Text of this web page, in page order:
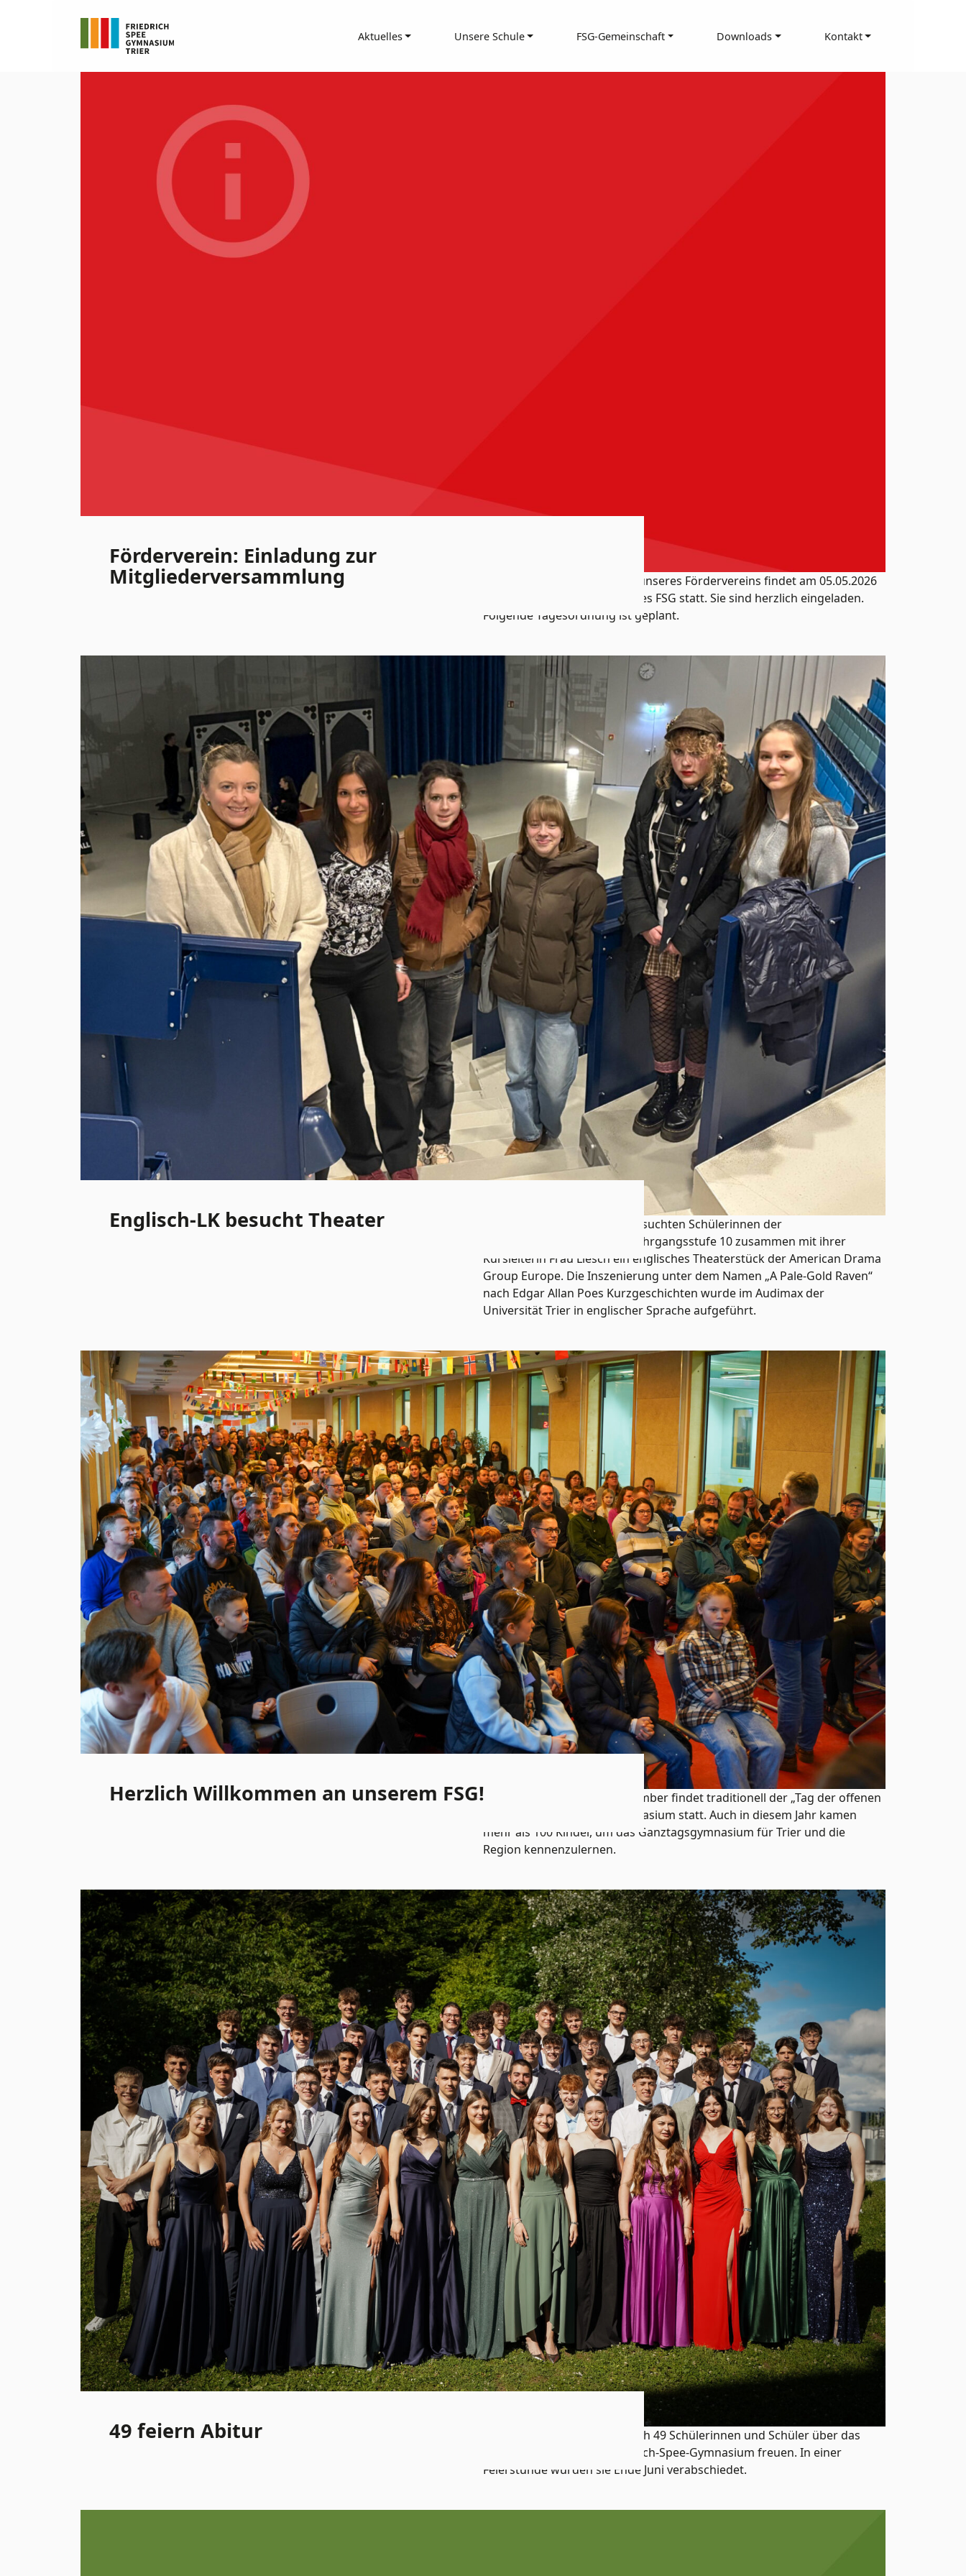
Aktuelles Unsere Schule FSG-Gemeinschaft Downloads Kontakt
Förderverein: Einladung zur
Mitgliederversammlung
Die Mitgliederversammlung unseres Fördervereins findet am 05.05.2026
um 20:00 Uhr in der Mensa des FSG statt. Sie sind herzlich eingeladen.
Folgende Tagesordnung ist geplant.
Englisch-LK besucht Theater
Vor den Weihnachtsferien besuchten Schülerinnen der
Englischleistungskurse der Jahrgangsstufe 10 zusammen mit ihrer
Kursleiterin Frau Liesch ein englisches Theaterstück der American Drama
Group Europe. Die Inszenierung unter dem Namen „A Pale-Gold Raven“
nach Edgar Allan Poes Kurzgeschichten wurde im Audimax der
Universität Trier in englischer Sprache aufgeführt.
Herzlich Willkommen an unserem FSG!Am letzten Samstag im November findet traditionell der „Tag der offenen
Tür“ am Friedrich-Spee-Gymnasium statt. Auch in diesem Jahr kamen
mehr als 100 Kinder, um das Ganztagsgymnasium für Trier und die
Region kennenzulernen.
49 feiern Abitur
In diesem Sommer dürfen sich 49 Schülerinnen und Schüler über das
bestandene Abitur am Friedrich-Spee-Gymnasium freuen. In einer
Feierstunde wurden sie Ende Juni verabschiedet.